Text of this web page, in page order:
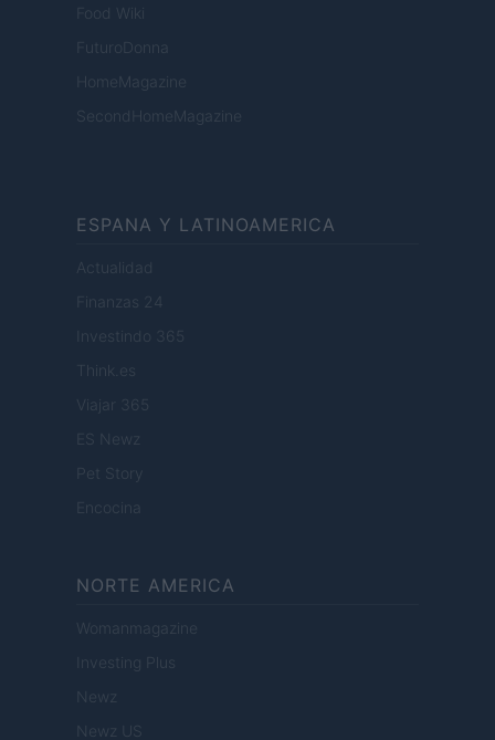
Food Wiki
FuturoDonna
HomeMagazine
SecondHomeMagazine
ESPANA Y LATINOAMERICA
Actualidad
Finanzas 24
Investindo 365
Think.es
Viajar 365
ES Newz
Pet Story
Encocina
NORTE AMERICA
Womanmagazine
Investing Plus
Newz
Newz US